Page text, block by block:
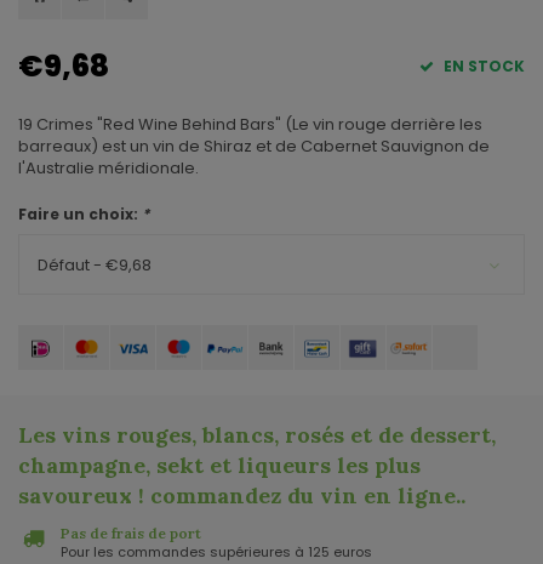
€9,68 EN STOCK
19 Crimes "Red Wine Behind Bars" (Le vin rouge derrière les
barreaux) est un vin de Shiraz et de Cabernet Sauvignon de
l'Australie méridionale.
Faire un choix: *
Défaut - €9,68
Les vins rouges, blancs, rosés et de dessert,
champagne, sekt et liqueurs les plus
savoureux ! commandez du vin en ligne..
Pas de frais de port
Pour les commandes supérieures à 125 euros